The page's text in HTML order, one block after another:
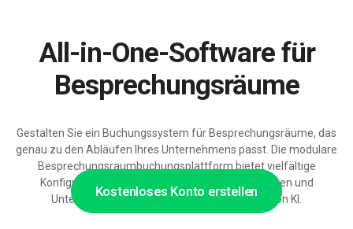
Kostenloses Konto erstellen
All-in-One-Software für
Besprechungsräume
Gestalten Sie ein Buchungssystem für Besprechungsräume, das
genau zu den Abläufen Ihres Unternehmens passt. Die modulare
Besprechungsraumbuchungsplattform bietet vielfältige
Konfigurationsmöglichkeiten, flexible Integrationen und
Unterstützung für den wachsenden Einsatz von KI.